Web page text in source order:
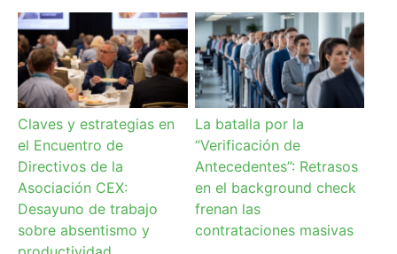
Claves y estrategias en
el Encuentro de
Directivos de la
Asociación CEX:
Desayuno de trabajo
sobre absentismo y
La batalla por la
“Verificación de
Antecedentes”: Retrasos
en el background check
frenan las
contrataciones masivas